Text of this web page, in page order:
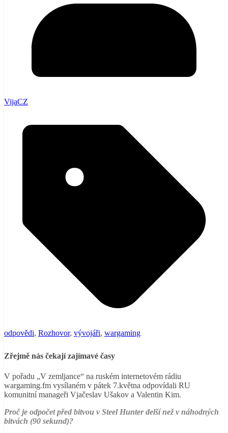
VijaCZ
odpovědi, Rozhovor, vývojáři, wargaming
Zřejmě nás čekají zajímavé časy
V pořadu „V zemljance“ na ruském internetovém rádiu
wargaming.fm vysílaném v pátek 7.května odpovídali RU
komunitní manageři Vjačeslav Ušakov a Valentin Kim.
Proč je odpočet před bitvou v Steel Hunter delší než v náhodných
bitvách (90 sekund)?